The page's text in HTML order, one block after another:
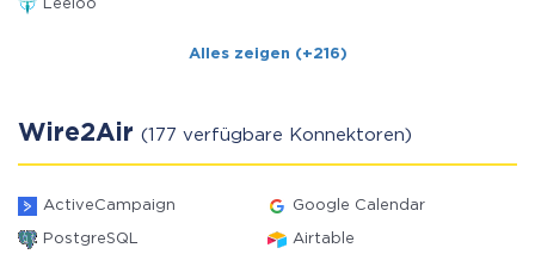
Leeloo
Alles zeigen (+216)
Wire2Air (177 verfügbare Konnektoren)
ActiveCampaign Google Calendar
PostgreSQL Airtable